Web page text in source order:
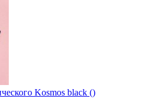
Kosmos black ()